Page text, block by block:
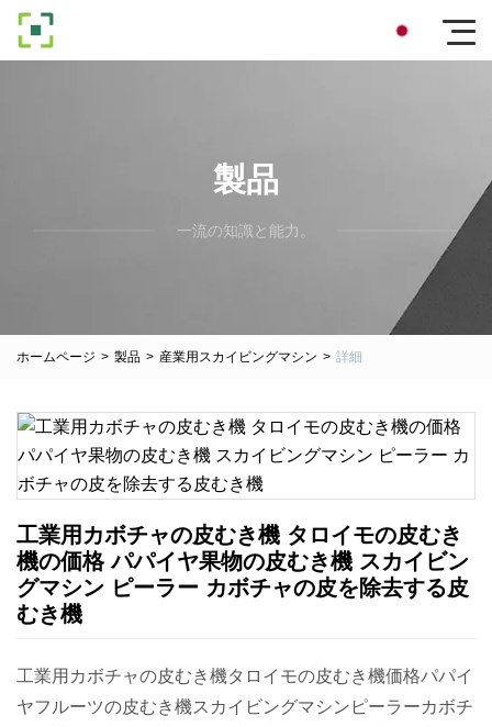
製品
一流の知識と能力。
ホームページ > 製品 > 産業用スカイビングマシン > 詳細
工業用カボチャの皮むき機 タロイモの皮むき
機の価格 パパイヤ果物の皮むき機 スカイビン
グマシン ピーラー カボチャの皮を除去する皮
むき機
工業用カボチャの皮むき機タロイモの皮むき機価格パパイ
ヤフルーツの皮むき機スカイビングマシンピーラーカボチ